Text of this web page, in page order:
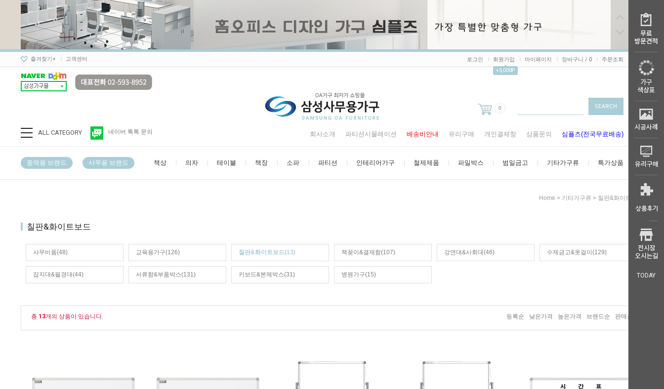
TODAY
즐겨찾기+ 고객센터 로그인
회원가입
+5,000P
마이페이지 장바구니 / 0 주문조회
ALL CATEGORY 네이버 톡톡 문의 회사소개 파티션시물레이션 배송비안내 유리구매 개인결제창 상품문의 심플즈(전국무료배송)
0
중역용 브랜드 사무용 브랜드 책상 의자 테이블 책장 소파 파티션 인테리어가구 철제제품 파일박스 범일금고 기타가구류 특가상품
Home > 기타가구류 > 칠판&화이트보드
칠판&화이트보드
사무비품(48) 교육용가구(126) 칠판&화이트보드(13) 책꽂이&결재함(107) 강연대&사회대(46) 수제금고&옷걸이(129)
잡지대&필경대(44) 서류함&부품박스(131) 키보드&본체박스(31) 병원가구(15)
총 13개의 상품이 있습니다. 등록순 낮은가격 높은가격 브랜드순 판매순